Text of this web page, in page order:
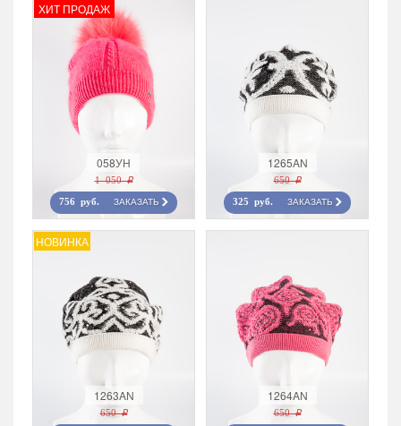
ХИТ ПРОДАЖ
058УН
1 050 r
756 руб. ЗАКАЗАТЬ
1265AN
650 r
325 руб. ЗАКАЗАТЬ
НОВИНКА
1263AN
650 r
1264AN
650 r